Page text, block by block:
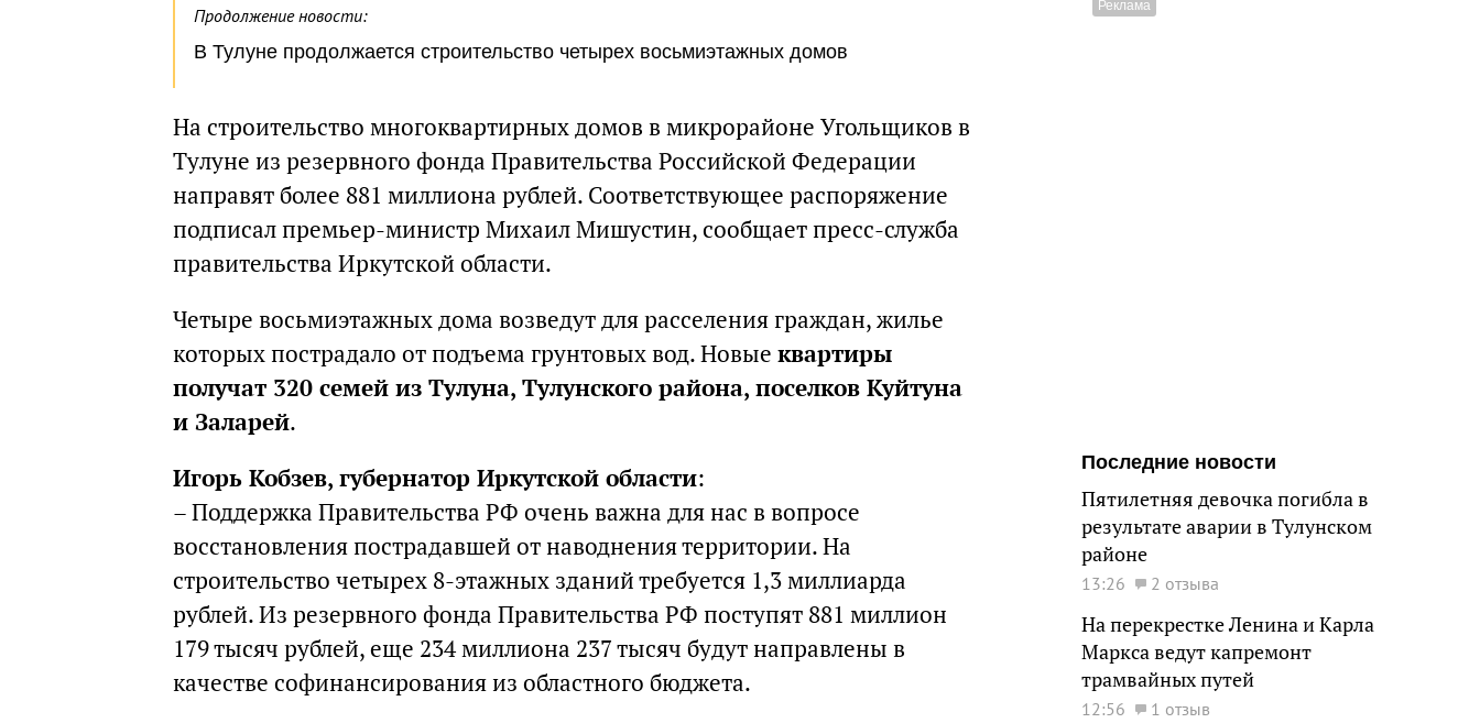
Продолжение новости:
В Тулуне продолжается строительство четырех восьмиэтажных домов
На строительство многоквартирных домов в микрорайоне Угольщиков в
Тулуне из резервного фонда Правительства Российской Федерации
направят более 881 миллиона рублей. Соответствующее распоряжение
подписал премьер-министр Михаил Мишустин, сообщает пресс-служба
правительства Иркутской области.
Четыре восьмиэтажных дома возведут для расселения граждан, жилье
которых пострадало от подъема грунтовых вод. Новые квартиры
получат 320 семей из Тулуна, Тулунского района, поселков Куйтуна
и Заларей.
Игорь Кобзев, губернатор Иркутской области:
– Поддержка Правительства РФ очень важна для нас в вопросе
восстановления пострадавшей от наводнения территории. На
строительство четырех 8-этажных зданий требуется 1,3 миллиарда
рублей. Из резервного фонда Правительства РФ поступят 881 миллион
179 тысяч рублей, еще 234 миллиона 237 тысяч будут направлены в
качестве софинансирования из областного бюджета.
Последние новости
Пятилетняя девочка погибла в
результате аварии в Тулунском
районе
13:26 2 отзыва
На перекрестке Ленина и Карла
Маркса ведут капремонт
трамвайных путей
12:56 1 отзыв